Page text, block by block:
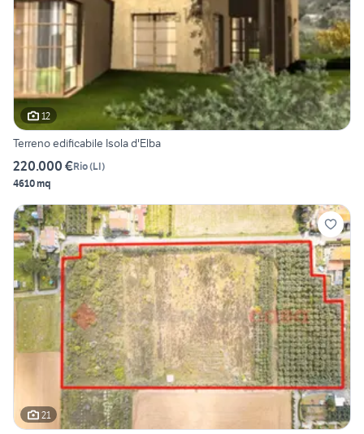
12
Terreno edificabile Isola d'Elba
220.000 €Rio(LI)
4610 mq
21